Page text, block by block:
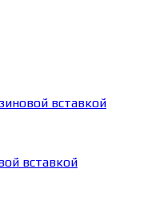
вставкой